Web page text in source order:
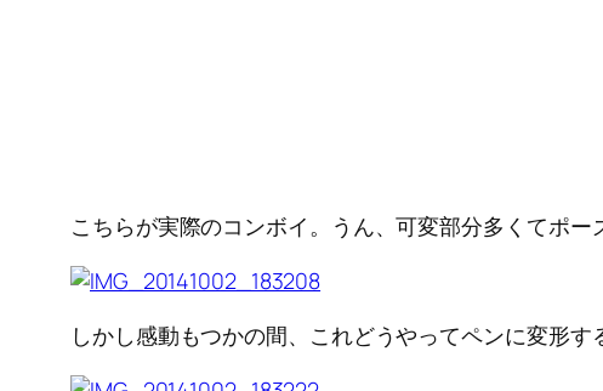
こちらが実際のコンボイ。うん、可変部分多くてポ
しかし感動もつかの間、これどうやってペンに変形